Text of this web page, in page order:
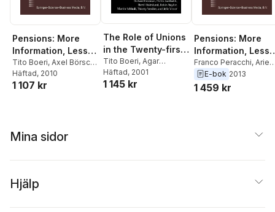
Pensions: More
Information, Less
Ideology
Tito Boeri, Axel Börsch-
Supan, Agar Brugiavini
Richard Disney
Häftad, 2010
1 107 kr
The Role of Unions
in the Twenty-first
Century
Tito Boeri, Agar
Brugiavini,Lars
Calmfors
Häftad, 2001
1 145 kr
Pensions: More
Information, Less
Ideology
Franco Peracchi, Arie
Kapteyn, Richard
Disney ,Agar
E-bok 2013
1 459 kr
Mina sidor
Hjälp